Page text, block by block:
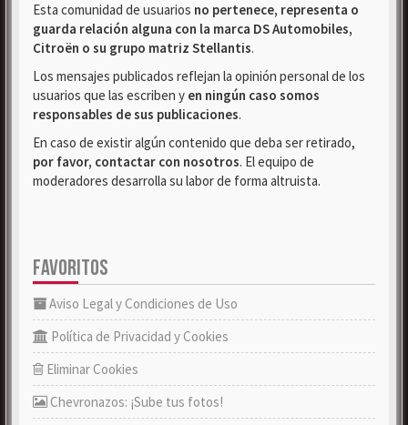
Esta comunidad de usuarios no pertenece, representa o
guarda relación alguna con la marca DS Automobiles,
Citroën o su grupo matriz Stellantis.
Los mensajes publicados reflejan la opinión personal de los
usuarios que las escriben y en ningún caso somos
responsables de sus publicaciones.
En caso de existir algún contenido que deba ser retirado,
por favor, contactar con nosotros. El equipo de
moderadores desarrolla su labor de forma altruista.
FAVORITOS
Aviso Legal y Condiciones de Uso
Política de Privacidad y Cookies
Eliminar Cookies
Chevronazos: ¡Sube tus fotos!